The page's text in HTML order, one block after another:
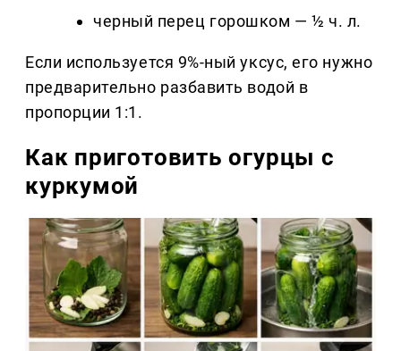
черный перец горошком — ½ ч. л.
Если используется 9%-ный уксус, его нужно
предварительно разбавить водой в
пропорции 1:1.
Как приготовить огурцы с
куркумой